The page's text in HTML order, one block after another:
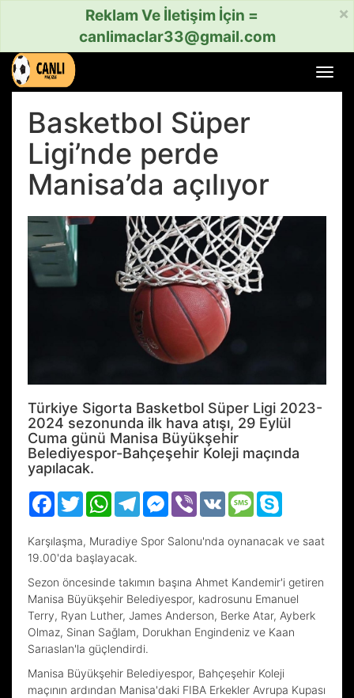
×
Reklam Ve İletişim İçin =
canlimaclar33@gmail.com
aç
Basketbol Süper
Ligi’nde perde
Manisa’da açılıyor
Türkiye Sigorta Basketbol Süper Ligi 2023-
2024 sezonunda ilk hava atışı, 29 Eylül
Cuma günü Manisa Büyükşehir
Belediyespor-Bahçeşehir Koleji maçında
yapılacak.
Facebook
TwitterWhatsAppTelegramMessenger
Viber VK Message
Karşılaşma, Muradiye Spor Salonu'nda oynanacak ve saat
19.00'da başlayacak.
Sezon öncesinde takımın başına Ahmet Kandemir'i getiren
Manisa Büyükşehir Belediyespor, kadrosunu Emanuel
Terry, Ryan Luther, James Anderson, Berke Atar, Ayberk
Olmaz, Sinan Sağlam, Dorukhan Engindeniz ve Kaan
Sarıaslan'la güçlendirdi.
Manisa Büyükşehir Belediyespor, Bahçeşehir Koleji
maçının ardından Manisa'daki FIBA Erkekler Avrupa Kupası